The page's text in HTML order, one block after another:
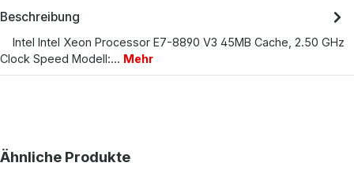
Beschreibung
Intel Intel Xeon Processor E7-8890 V3 45MB Cache, 2.50 GHz
Clock Speed Modell:… Mehr
Produktgalerie überspringen
Ähnliche Produkte